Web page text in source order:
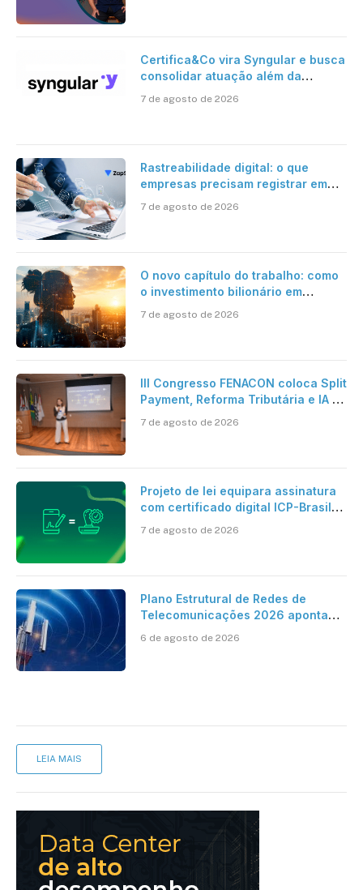
Certifica&Co vira Syngular e busca
consolidar atuação além da
7 de agosto de 2026
Rastreabilidade digital: o que
empresas precisam registrar em
7 de agosto de 2026
O novo capítulo do trabalho: como
o investimento bilionário em
verdadeira era da inteligência
7 de agosto de 2026
III Congresso FENACON coloca Split
Payment, Reforma Tributária e IA no
7 de agosto de 2026
Projeto de lei equipara assinatura
com certificado digital ICP-Brasil
cartório
7 de agosto de 2026
Plano Estrutural de Redes de
Telecomunicações 2026 aponta
mantém desafio
6 de agosto de 2026
LEIA MAIS